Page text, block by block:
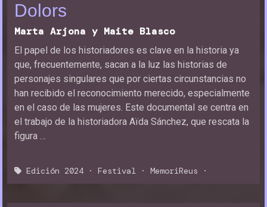
Dolors
Marta Arjona y Maite Blasco
El papel de los historiadores es clave en la historia ya
que, frecuentemente, sacan a la luz las historias de
personajes singulares que por ciertas circunstancias no
han recibido el reconocimiento merecido, especialmente
en el caso de las mujeres. Este documental se centra en
el trabajo de la historiadora Aïda Sánchez, que rescata la
figura …
Edición 2024 · Festival · MemoriReus ·